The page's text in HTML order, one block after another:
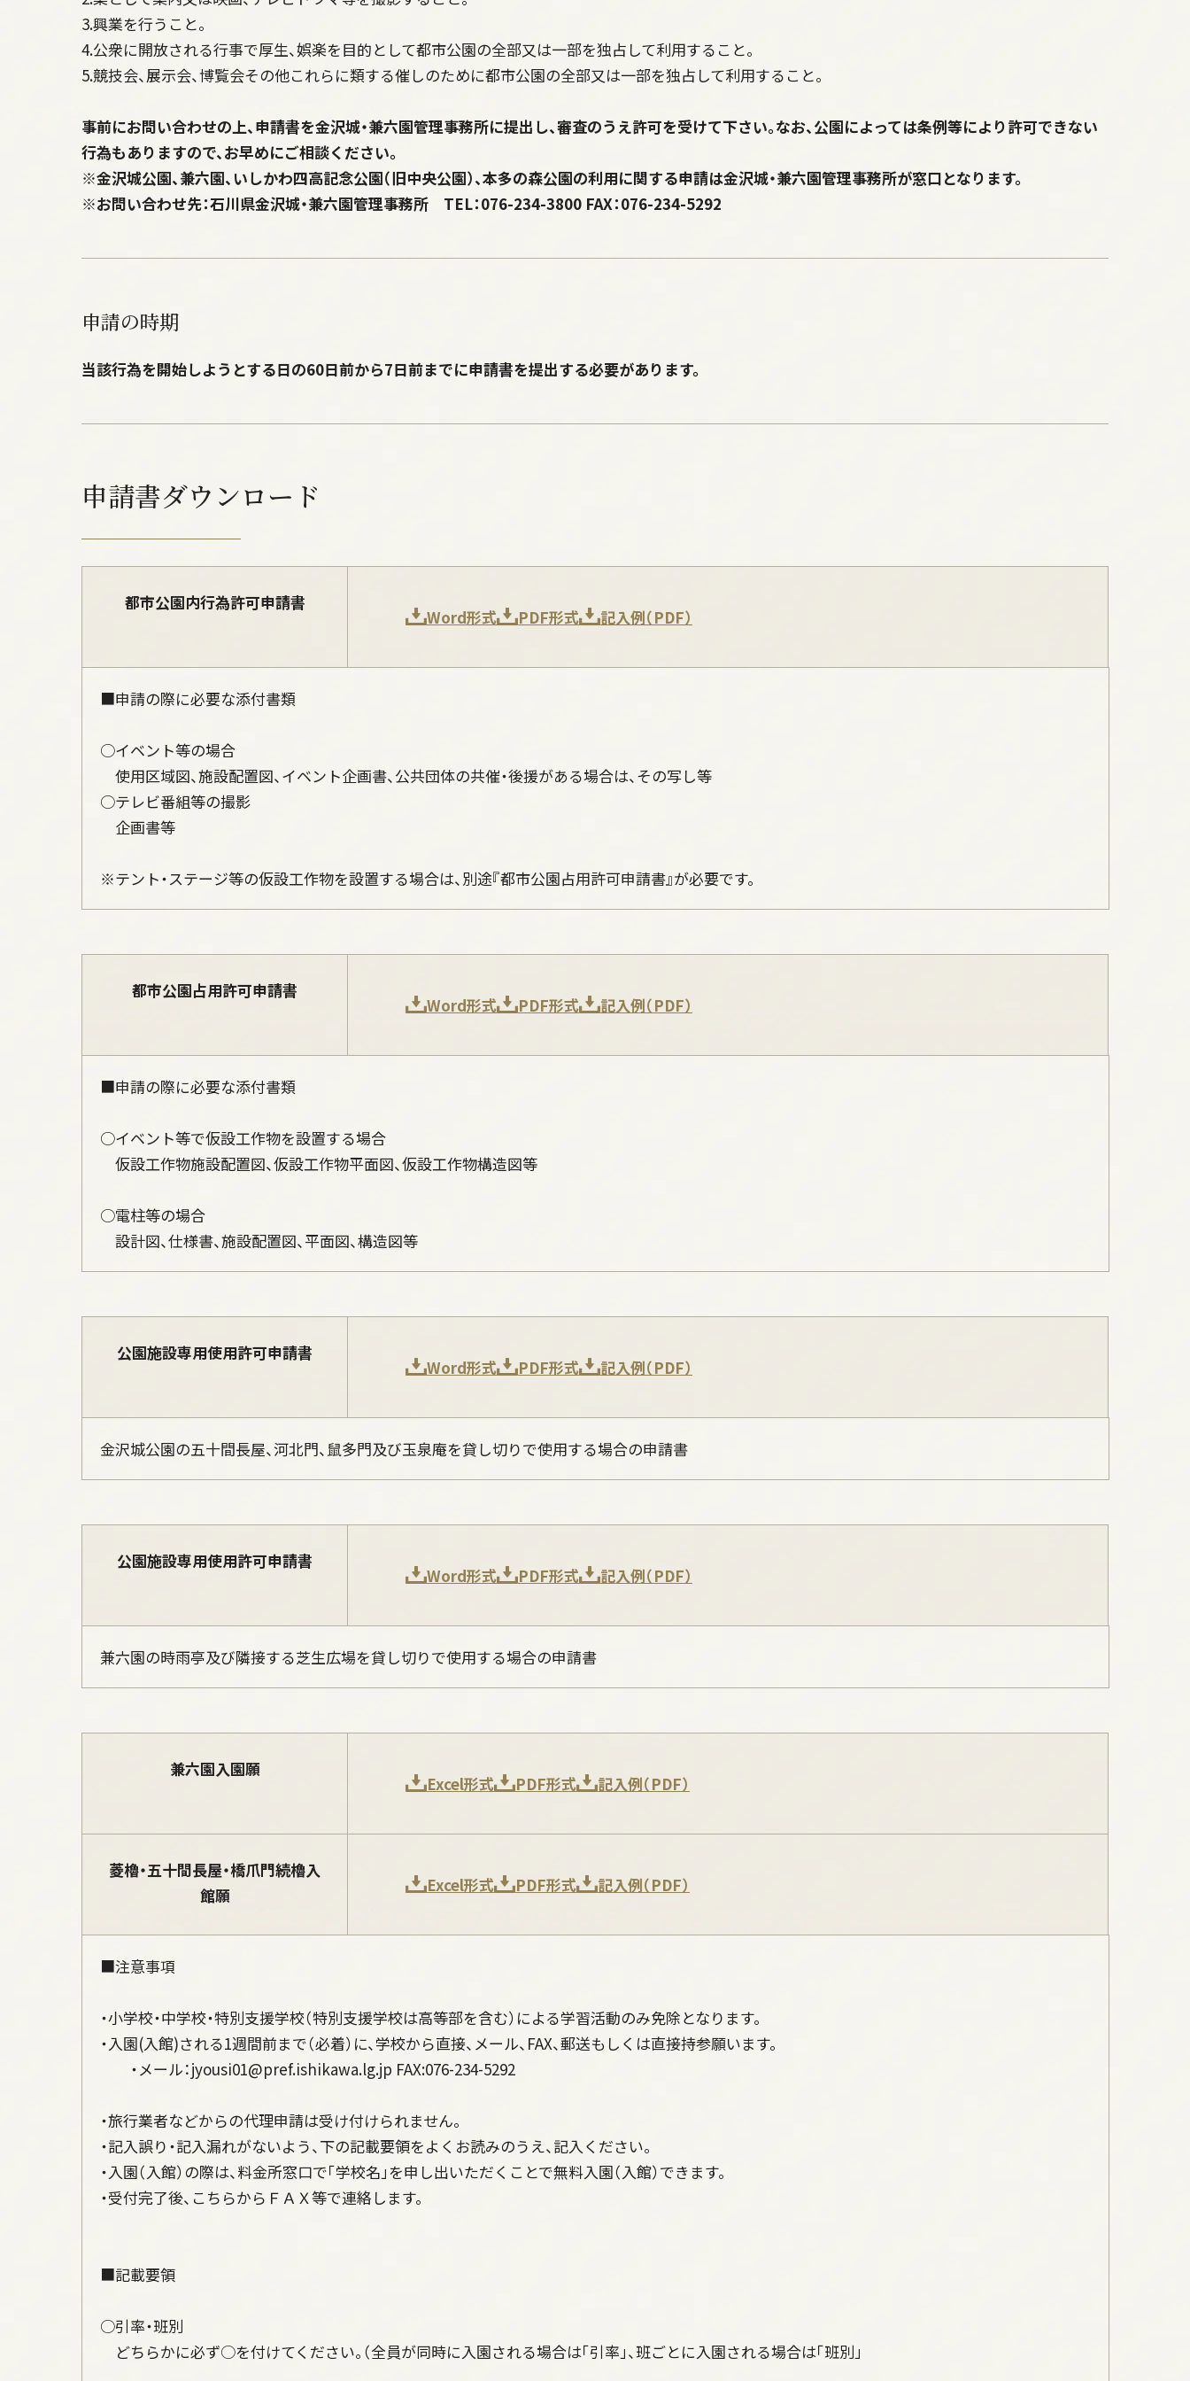
3.興業を行うこと。
4.公衆に開放される行事で厚生、娯楽を目的として都市公園の全部又は一部を独占して利用すること。
5.競技会、展示会、博覧会その他これらに類する催しのために都市公園の全部又は一部を独占して利用すること。
事前にお問い合わせの上、申請書を金沢城・兼六園管理事務所に提出し、審査のうえ許可を受けて下さい。なお、公園によっては条例等により許可できない
行為もありますので、お早めにご相談ください。
※金沢城公園、兼六園、いしかわ四高記念公園（旧中央公園）、本多の森公園の利用に関する申請は金沢城・兼六園管理事務所が窓口となります。
※お問い合わせ先：石川県金沢城・兼六園管理事務所 TEL：076-234-3800 FAX：076-234-5292
申請の時期
当該行為を開始しようとする日の60日前から7日前までに申請書を提出する必要があります。
申請書ダウンロード
都市公園内行為許可申請書
Word形式 PDF形式 記入例（PDF）
■申請の際に必要な添付書類
○イベント等の場合
使用区域図、施設配置図、イベント企画書、公共団体の共催・後援がある場合は、その写し等
○テレビ番組等の撮影
企画書等
※テント・ステージ等の仮設工作物を設置する場合は、別途『都市公園占用許可申請書』が必要です。
都市公園占用許可申請書
Word形式 PDF形式 記入例（PDF）
■申請の際に必要な添付書類
○イベント等で仮設工作物を設置する場合
仮設工作物施設配置図、仮設工作物平面図、仮設工作物構造図等
○電柱等の場合
設計図、仕様書、施設配置図、平面図、構造図等
公園施設専用使用許可申請書
Word形式 PDF形式 記入例（PDF）
金沢城公園の五十間長屋、河北門、鼠多門及び玉泉庵を貸し切りで使用する場合の申請書
公園施設専用使用許可申請書
Word形式 PDF形式 記入例（PDF）
兼六園の時雨亭及び隣接する芝生広場を貸し切りで使用する場合の申請書
兼六園入園願
Excel形式 PDF形式 記入例（PDF）
菱櫓・五十間長屋・橋爪門続櫓入
館願
Excel形式 PDF形式 記入例（PDF）
■注意事項
・小学校・中学校・特別支援学校（特別支援学校は高等部を含む）による学習活動のみ免除となります。
・入園(入館)される1週間前まで（必着）に、学校から直接、メール、FAX、郵送もしくは直接持参願います。
・メール：jyousi01@pref.ishikawa.lg.jp FAX:076-234-5292
・旅行業者などからの代理申請は受け付けられません。
・記入誤り・記入漏れがないよう、下の記載要領をよくお読みのうえ、記入ください。
・入園（入館）の際は、料金所窓口で「学校名」を申し出いただくことで無料入園（入館）できます。
・受付完了後、こちらからＦＡＸ等で連絡します。
■記載要領
○引率・班別
どちらかに必ず○を付けてください。（全員が同時に入園される場合は「引率」、班ごとに入園される場合は「班別」